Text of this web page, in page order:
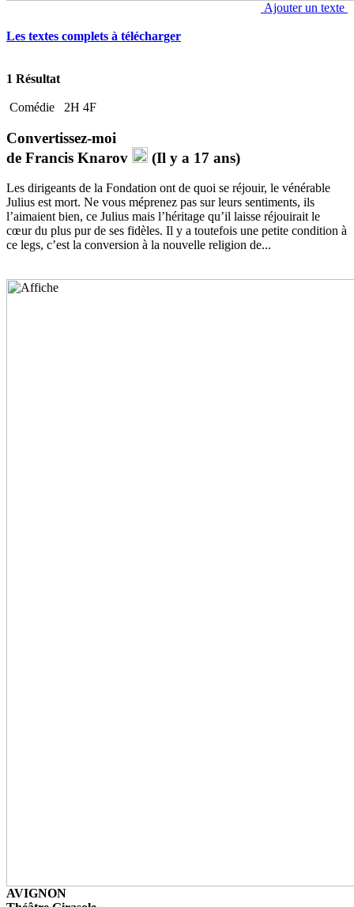
Ajouter un texte
Les textes complets à télécharger
1 Résultat
Comédie 2H 4F
Convertissez-moi
de Francis Knarov (Il y a 17 ans)
Les dirigeants de la Fondation ont de quoi se réjouir, le vénérable
Julius est mort. Ne vous méprenez pas sur leurs sentiments, ils
l’aimaient bien, ce Julius mais l’héritage qu’il laisse réjouirait le
cœur du plus pur de ses fidèles. Il y a toutefois une petite condition à
ce legs, c’est la conversion à la nouvelle religion de...
AVIGNON